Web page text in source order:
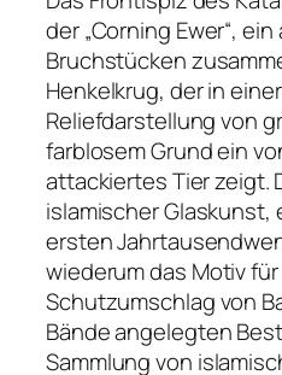
der „Corning Ewer“,
Bruchstücken
Henkelkrug, der in
Reliefdarstellung von
farblosem Grund ein
attackiertes Tier zeigt.
islamischer Glaskunst,
ersten
wiederum das Motiv
Schutzumschlag von
Bände angelegten
Sammlung von